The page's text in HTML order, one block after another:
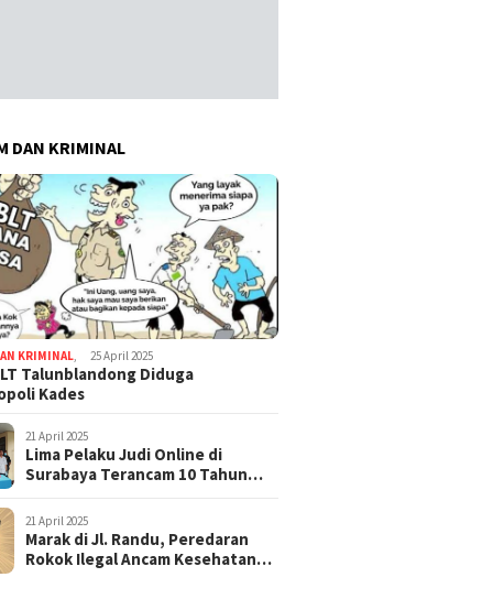
DAN KRIMINAL
KRIMINAL, 25 April 2025
Talunblandong Diduga
Kades
21 April 2025
Lima Pelaku Judi Online di
Surabaya Terancam 10 Tahun
21 April 2025
Marak di Jl. Randu, Peredaran
Rokok Ilegal Ancam Kesehatan